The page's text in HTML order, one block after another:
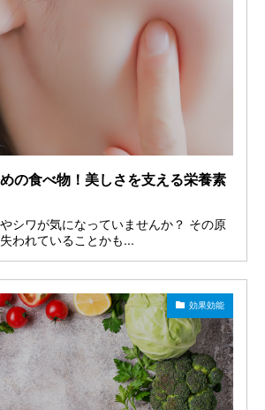
の食べ物！美しさを支える栄養素
シワが気になっていませんか？ その原
われていることかも...
効果効能